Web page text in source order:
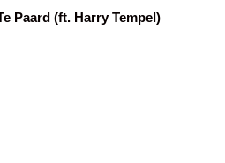
Paard (ft. Harry Tempel)